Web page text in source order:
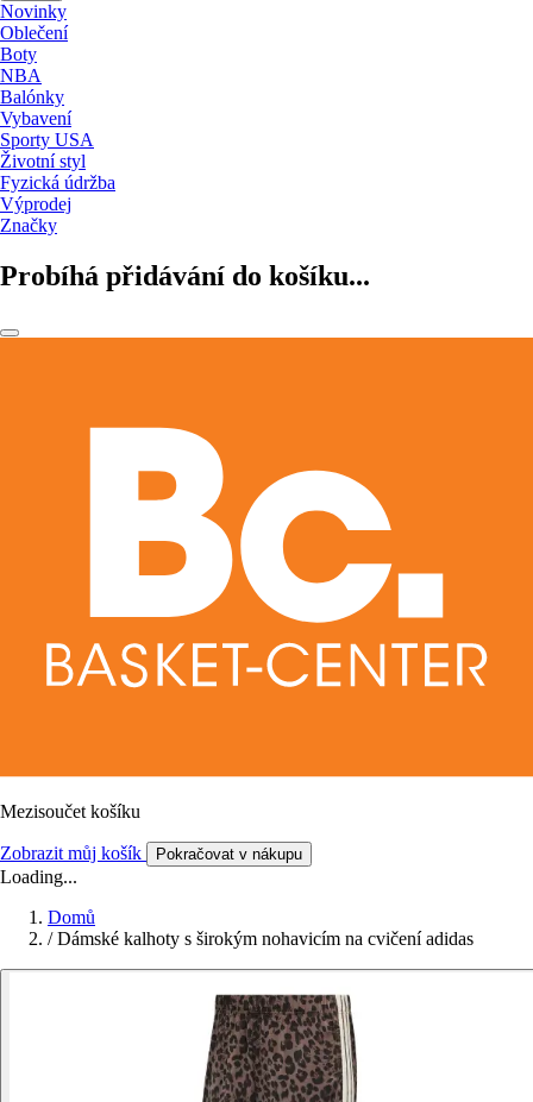
Novinky
Oblečení
Boty
NBA
Balónky
Vybavení
Sporty USA
Životní styl
Fyzická údržba
Výprodej
Značky
Probíhá přidávání do košíku...
Mezisoučet košíku
Zobrazit můj košík Pokračovat v nákupu
Loading...
Domů
/ Dámské kalhoty s širokým nohavicím na cvičení adidas